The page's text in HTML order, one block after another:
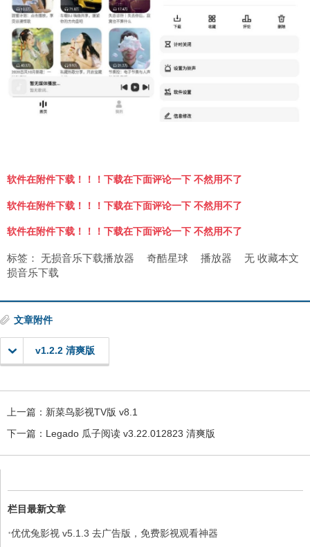
软件在附件下载！！！下载在下面评论一下 不然用不了
软件在附件下载！！！下载在下面评论一下 不然用不了
软件在附件下载！！！下载在下面评论一下 不然用不了
收藏本文
标签： 无损音乐下载播放器 奇酷星球 播放器
无
损音乐下载
文章附件
v1.2.2 清爽版
上一篇： 新菜鸟影视TV版 v8.1
下一篇： Legado 瓜子阅读 v3.22.012823 清爽版
栏目最新文章
·优优兔影视 v5.1.3 去广告版，免费影视观看神器